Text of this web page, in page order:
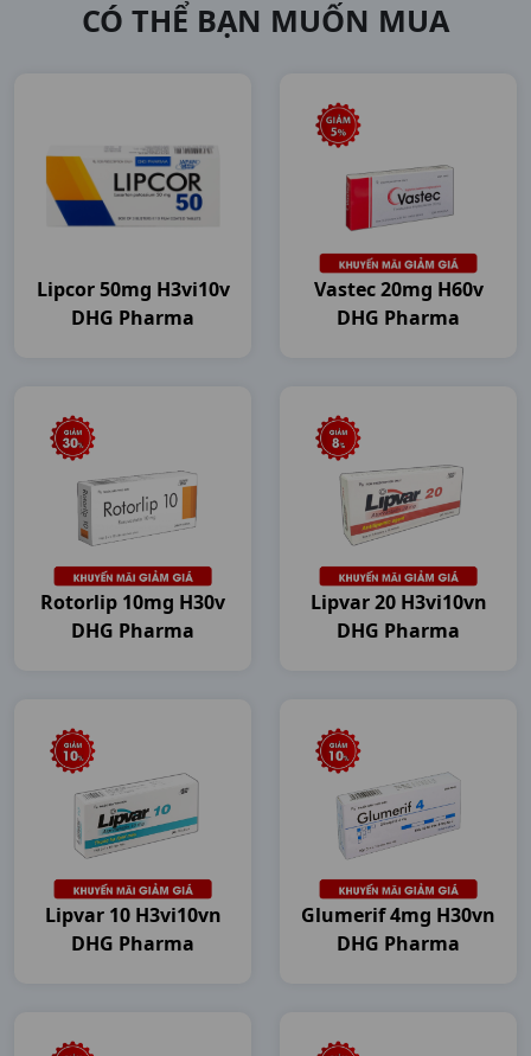
CÓ THỂ BẠN MUỐN MUA
Lipcor 50mg H3vi10v
DHG Pharma
Vastec 20mg H60v
DHG Pharma
Rotorlip 10mg H30v
DHG Pharma
Lipvar 20 H3vi10vn
DHG Pharma
Lipvar 10 H3vi10vn
DHG Pharma
Glumerif 4mg H30vn
DHG Pharma